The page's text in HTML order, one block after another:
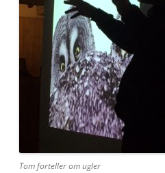
Tom forteller om ugler